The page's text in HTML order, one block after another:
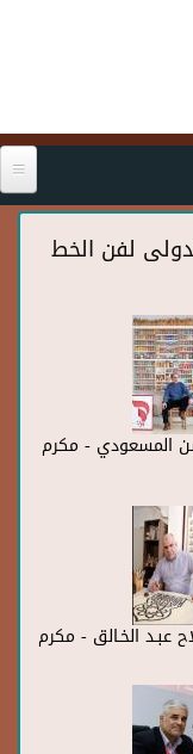
لفن الخط
المسعودي - مكرم
عبـد الخـالق - مكرم